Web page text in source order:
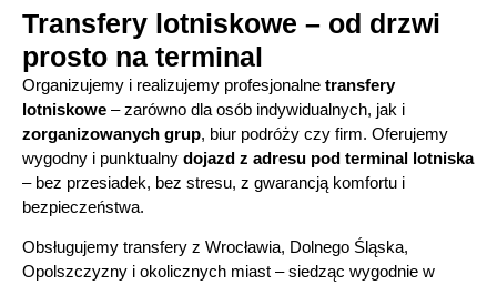
Transfery lotniskowe – od drzwi
prosto na terminal
Organizujemy i realizujemy profesjonalne transfery
lotniskowe – zarówno dla osób indywidualnych, jak i
zorganizowanych grup, biur podróży czy firm. Oferujemy
wygodny i punktualny dojazd z adresu pod terminal lotniska
– bez przesiadek, bez stresu, z gwarancją komfortu i
bezpieczeństwa.
Obsługujemy transfery z Wrocławia, Dolnego Śląska,
Opolszczyzny i okolicznych miast – siedząc wygodnie w